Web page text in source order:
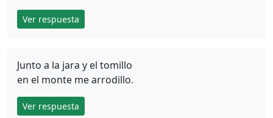
Ver respuesta
Junto a la jara y el tomillo
en el monte me arrodillo.
Ver respuesta